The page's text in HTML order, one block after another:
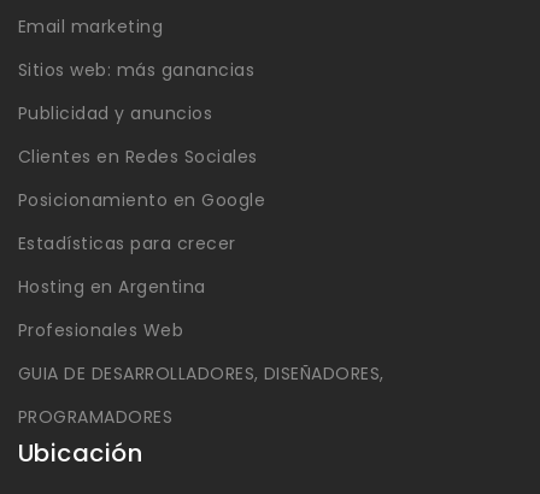
Email marketing
Sitios web: más ganancias
Publicidad y anuncios
Clientes en Redes Sociales
Posicionamiento en Google
Estadísticas para crecer
Hosting en Argentina
Profesionales Web
GUIA DE DESARROLLADORES, DISEÑADORES,
PROGRAMADORES
Ubicación